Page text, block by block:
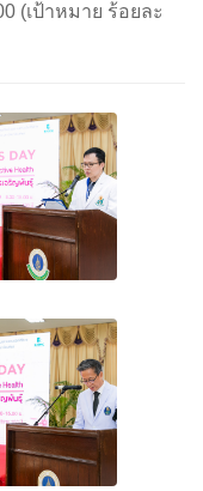
(เป้าหมาย ร้อยละ